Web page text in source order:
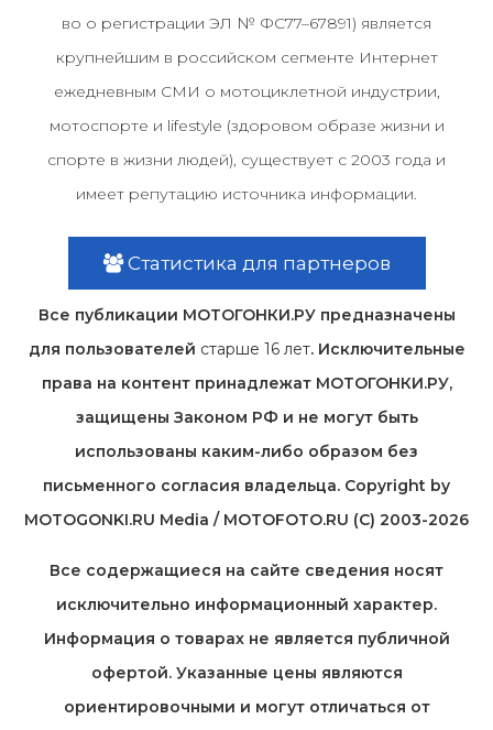
во о регистрации ЭЛ № ФС77–67891) является
крупнейшим в российском сегменте Интернет
ежедневным СМИ о мотоциклетной индустрии,
мотоспорте и lifestyle (здоровом образе жизни и
спорте в жизни людей), существует с 2003 года и
имеет репутацию источника информации.
Статистика для партнеров
Все публикации МОТОГОНКИ.РУ предназначены
для пользователей старше 16 лет. Исключительные
права на контент принадлежат МОТОГОНКИ.РУ,
защищены Законом РФ и не могут быть
использованы каким-либо образом без
письменного согласия владельца. Copyright by
MOTOGONKI.RU Media / MOTOFOTO.RU (C) 2003-2026
Все содержащиеся на cайте сведения носят
исключительно информационный характер.
Информация о товарах не является публичной
офертой. Указанные цены являются
ориентировочными и могут отличаться от